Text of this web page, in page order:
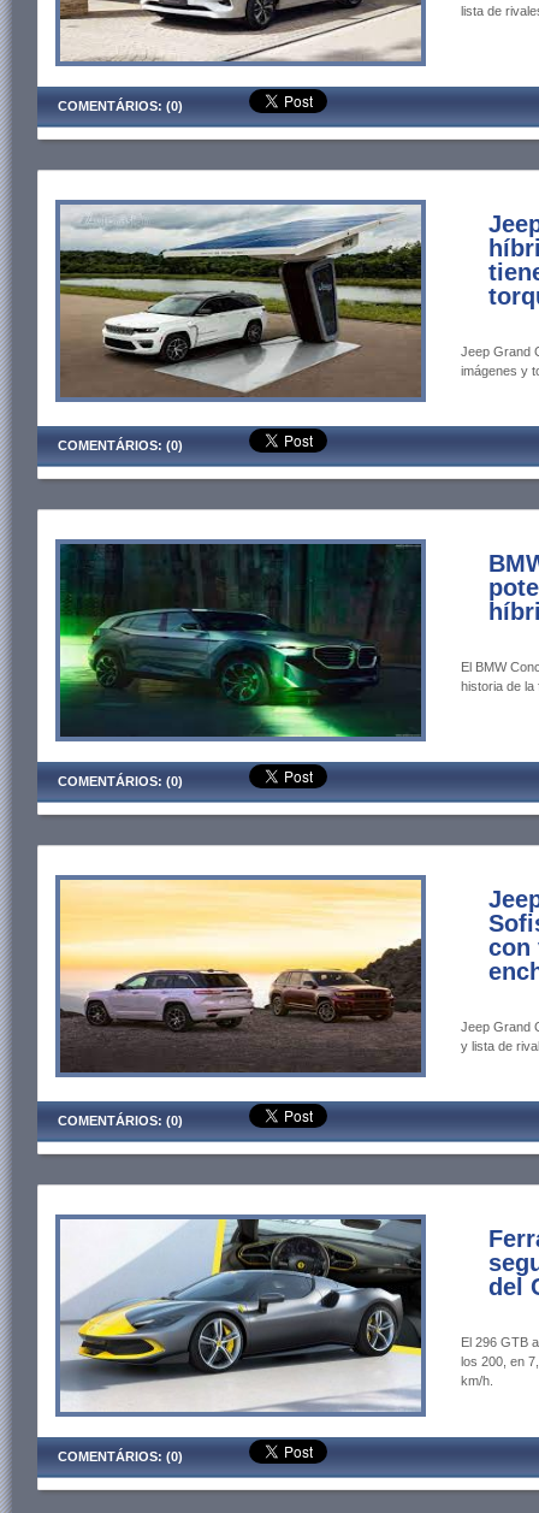
lista de
COMENTÁRIOS: (0)
Jeep Grand
imágenes y
COMENTÁRIOS: (0)
El BMW
historia de la
COMENTÁRIOS: (0)
con
Jeep Grand
y lista de
COMENTÁRIOS: (0)
del
El 296 GTB
los 200, en
km/h.
COMENTÁRIOS: (0)